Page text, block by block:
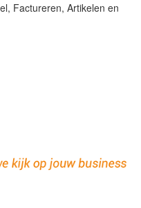
Factureren, Artikelen en